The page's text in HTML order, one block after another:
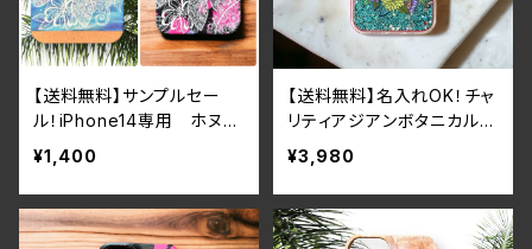
【送料無料】サンプルセー
ル！iPhone14専用 ホヌデ
ザインiPhoneケース・カバ
ー（現品限り）
¥1,400
【送料無料】名入れOK！チャ
リティアジアンボタニカルフ
ラワーと猫のグリッタースマ
ホケースiPhone16
¥3,980